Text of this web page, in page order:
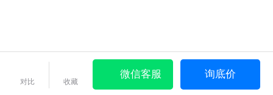
对比 收藏
微信客服 询底价